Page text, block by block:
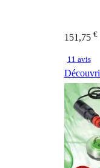
151,75 €
11 avis